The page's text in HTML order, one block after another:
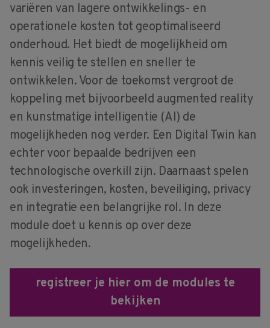
variëren van lagere ontwikkelings- en
operationele kosten tot geoptimaliseerd
onderhoud. Het biedt de mogelijkheid om
kennis veilig te stellen en sneller te
ontwikkelen. Voor de toekomst vergroot de
koppeling met bijvoorbeeld augmented reality
en kunstmatige intelligentie (AI) de
mogelijkheden nog verder. Een Digital Twin kan
echter voor bepaalde bedrijven een
technologische overkill zijn. Daarnaast spelen
ook investeringen, kosten, beveiliging, privacy
en integratie een belangrijke rol. In deze
module doet u kennis op over deze
mogelijkheden.
registreer je hier om de modules te
bekijken